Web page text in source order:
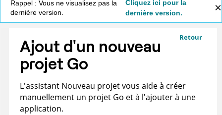
Rappel : Vous ne visualisez pas la
dernière version.
Cliquez ici pour la
dernière version.
Retour
Ajout d'un nouveau
projet Go
L'assistant Nouveau projet vous aide à créer
manuellement un projet Go et à l'ajouter à une
application.